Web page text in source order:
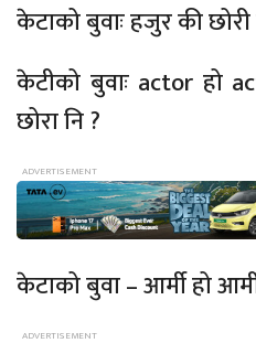
केटाको बुवाः हजुर की
केटीको बुवाः actor हो
छोरा नि ?
केटाको बुवा – आर्मी हो